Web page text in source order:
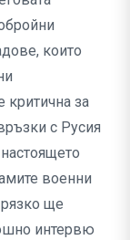
които
за
с Русия
военни
ще
интервю